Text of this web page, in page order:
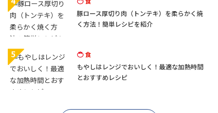
豚ロース厚切り肉（トンテキ）を柔らかく焼
く方法！簡単レシピを紹介
5 食
もやしはレンジでおいしく！最適な加熱時間
とおすすめレシピ